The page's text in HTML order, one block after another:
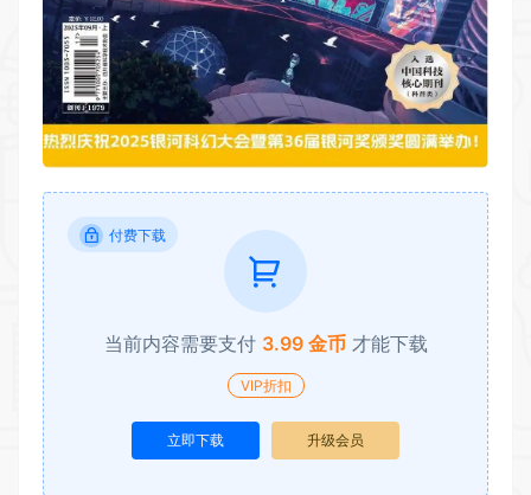
付费下载
当前内容需要支付 3.99 金币 才能下载
VIP折扣
立即下载 升级会员